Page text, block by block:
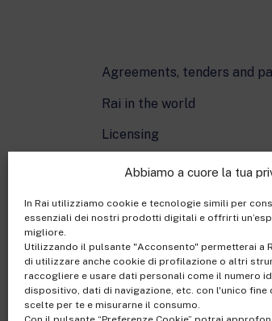
Abbiamo a cuore la tua
In Rai utilizziamo cookie e tecnologie simili per
essenziali dei nostri prodotti digitali e offrirti
migliore.
Utilizzando il pulsante "Acconsento" permetterai a
di utilizzare anche cookie di profilazione o altri
raccogliere e usare dati personali come il numero
dispositivo, dati di navigazione, etc. con l'unico
scelte per te e misurarne il consumo.
Agreements, tenders and
Rai in the world
Licensing
Cartoons On The Bay